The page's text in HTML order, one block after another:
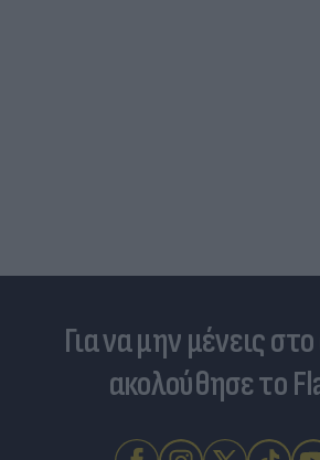
Για να μην μένεις
ακολούθησε το